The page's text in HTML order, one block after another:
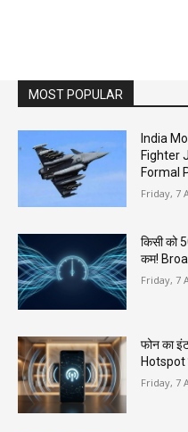
MOST POPULAR
India
Fighter
Formal
Friday, 7
किसी को
कम!
Friday, 7
फोन का
Hotspot
Friday, 7